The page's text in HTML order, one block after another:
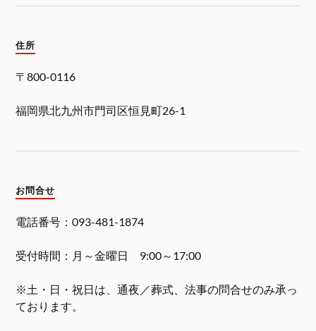
住所
〒800-0116
福岡県北九州市門司区恒見町26-1
お問合せ
電話番号：093-481-1874
受付時間：月～金曜日 9:00～17:00
※土・日・祝日は、通夜／葬式、法事の問合せのみ承っ
ております。